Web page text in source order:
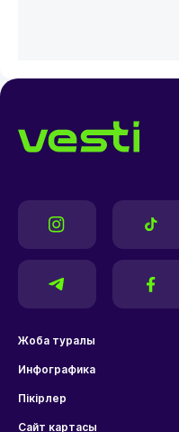
Жоба туралы
Инфографика
Пікірлер
Сайт картасы